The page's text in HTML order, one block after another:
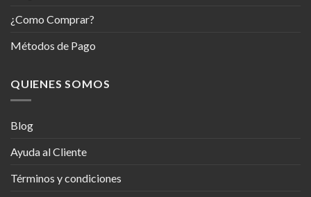
¿Como Comprar?
Métodos de Pago
QUIENES SOMOS
Blog
Ayuda al Cliente
Términos y condiciones